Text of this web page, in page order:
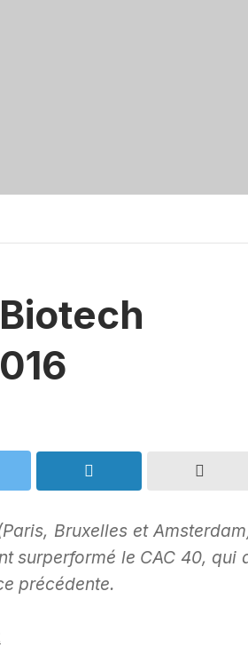
Bruxelles et
surperformé le CAC 40, qui
précédente.